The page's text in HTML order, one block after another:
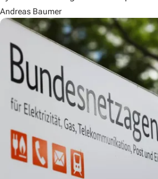
Andreas Baumer